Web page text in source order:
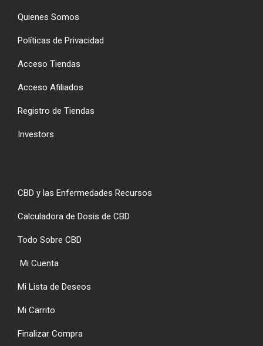
Quienes Somos
Políticas de Privacidad
Acceso Tiendas
Acceso Afiliados
Registro de Tiendas
Investors
CBD y las Enfermedades Recursos
Calculadora de Dosis de CBD
Todo Sobre CBD
Mi Cuenta
Mi Lista de Deseos
Mi Carrito
Finalizar Compra